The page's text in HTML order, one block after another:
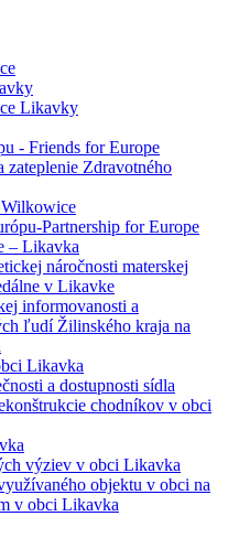
Likavky
- Friends for Europe
zateplenie Zdravotného
Partnership for Europe
– Likavka
náročnosti materskej
v Likavke
informovanosti a
ľudí Žilinského kraja na
Likavka
a dostupnosti sídla
chodníkov v obci
výziev v obci Likavka
objektu v obci na
v obci Likavka